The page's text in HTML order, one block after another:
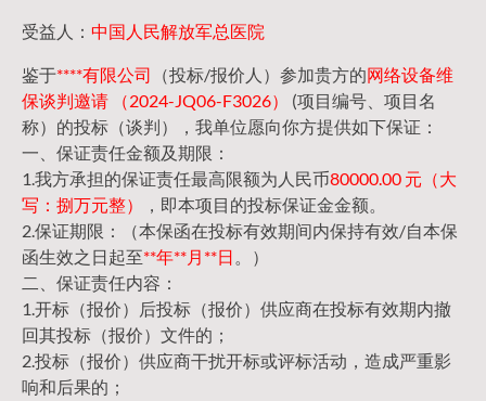
受益人： 中国人民解放军总医院
鉴于****有限公司 （投标/报价人）参加贵方的网络设备维
保谈判邀请 （2024-JQ06-F3026）
(项目编号、项目名
称）的投标（谈判），我单位愿向你方提供如下保证：
一、保证责任金额及期限：
1.我方承担的保证责任最高限额为人民币80000.00 元（大
写：捌万元整）
，即本项目的投标保证金金额。
2.保证期限：（本保函在投标有效期间内保持有效/自本保
函生效之日起至**年**月**日 。）
二、保证责任内容：
1.开标（报价）后投标（报价）供应商在投标有效期内撤
回其投标（报价）文件的；
2.投标（报价）供应商干扰开标或评标活动，造成严重影
响和后果的；